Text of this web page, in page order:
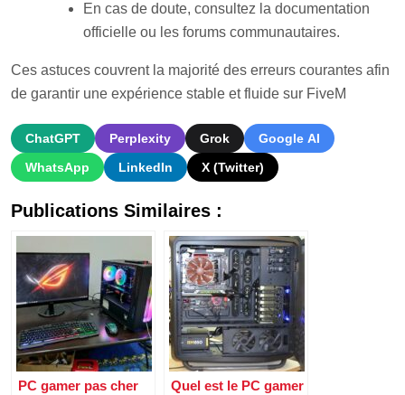
En cas de doute, consultez la documentation
officielle ou les forums communautaires.
Ces astuces couvrent la majorité des erreurs courantes afin
de garantir une expérience stable et fluide sur FiveM
ChatGPT Perplexity Grok
Google AI
WhatsApp
LinkedIn X (Twitter)
Publications Similaires :
PC gamer pas cher
Quel est le PC gamer